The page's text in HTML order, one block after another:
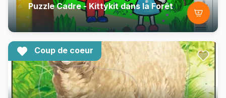
Puzzle Cadre - Kittykit dans la Forêt
Coup de coeur